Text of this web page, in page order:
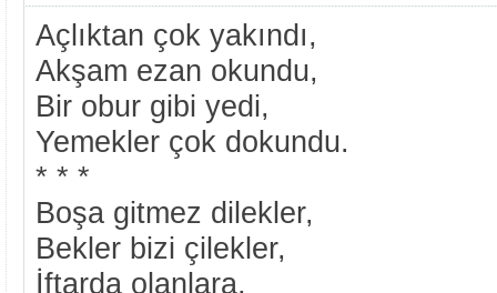
Açlıktan çok yakındı,
Akşam ezan okundu,
Bir obur gibi yedi,
Yemekler çok dokundu.
* * *
Boşa gitmez dilekler,
Bekler bizi çilekler,
İftarda olanlara,